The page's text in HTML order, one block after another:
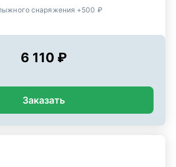
снаряжения +500 ₽
6 110 ₽
Заказать